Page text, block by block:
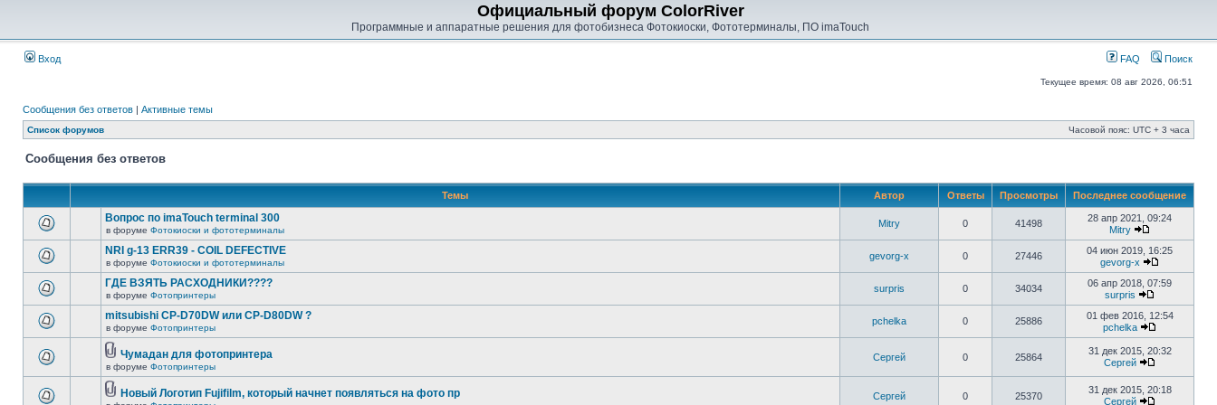
Официальный форум ColorRiver
Программные и аппаратные решения для фотобизнеса Фотокиоски, Фототерминалы, ПО imaTouch
Вход FAQ Поиск
Текущее время: 08 авг 2026, 06:51
Сообщения без ответов | Активные темы
Список форумов Часовой пояс: UTC + 3 часа
Сообщения без ответов
Темы Автор Ответы Просмотры Последнее сообщение
Вопрос по imaTouch terminal 300
в форуме Фотокиоски и фототерминалы
Mitry 0 41498
28 апр 2021, 09:24
Mitry
NRI g-13 ERR39 - COIL DEFECTIVE
в форуме Фотокиоски и фототерминалы
gevorg-x 0 27446
04 июн 2019, 16:25
gevorg-x
ГДЕ ВЗЯТЬ РАСХОДНИКИ????
в форуме Фотопринтеры
surpris 0 34034
06 апр 2018, 07:59
surpris
mitsubishi CP-D70DW или CP-D80DW ?
в форуме Фотопринтеры
pchelka 0 25886
01 фев 2016, 12:54
pchelka
Чумадан для фотопринтера
в форуме Фотопринтеры
Сергей 0 25864
31 дек 2015, 20:32
Сергей
Новый Логотип Fujifilm, который начнет появляться на фото пр Сергей 0 25370
31 дек 2015, 20:18
Сергей